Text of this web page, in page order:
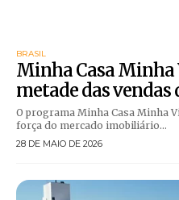
BRASIL
Minha Casa Minha
metade das
O programa Minha Casa Minha
força do mercado imobiliário...
28 DE MAIO DE 2026